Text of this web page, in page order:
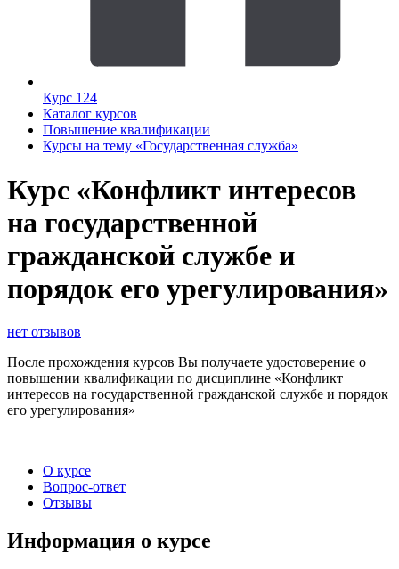
Курс 124
Каталог курсов
Повышение квалификации
Курсы на тему «Государственная служба»
Курс «Конфликт интересов
на государственной
гражданской службе и
порядок его урегулирования»
нет отзывов
После прохождения курсов Вы получаете удостоверение о
повышении квалификации по дисциплине «Конфликт
интересов на государственной гражданской службе и порядок
его урегулирования»
О курсе
Вопрос-ответ
Отзывы
Информация о курсе